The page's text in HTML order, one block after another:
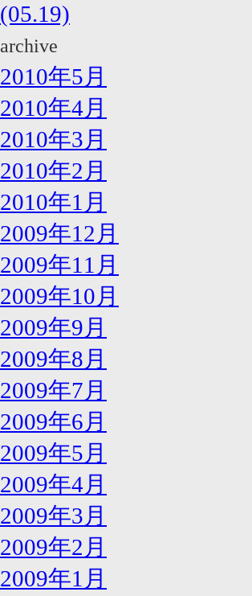
(05.19)
archive
2010年5月
2010年4月
2010年3月
2010年2月
2010年1月
2009年12月
2009年11月
2009年10月
2009年9月
2009年8月
2009年7月
2009年6月
2009年5月
2009年4月
2009年3月
2009年2月
2009年1月